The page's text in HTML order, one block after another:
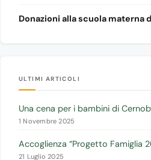
Donazioni alla scuola materna
ULTIMI ARTICOLI
Una cena per i bambini di
1 Novembre 2025
Accoglienza “Progetto Famiglia
21 Luglio 2025